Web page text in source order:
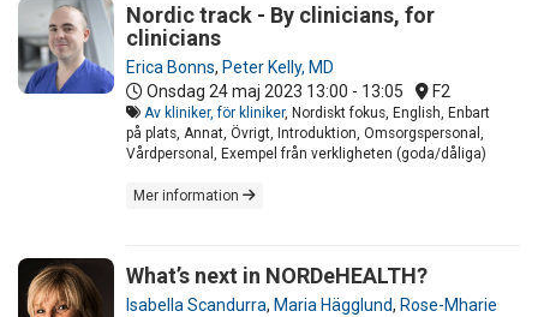
Nordic track - By clinicians, for
clinicians
Erica Bonns, Peter Kelly, MD
Onsdag 24 maj 2023 13:00 - 13:05 F2
Av kliniker, för kliniker, Nordiskt fokus, English, Enbart
på plats, Annat, Övrigt, Introduktion, Omsorgspersonal,
Vårdpersonal, Exempel från verkligheten (goda/dåliga)
Mer information
What’s next in NORDeHEALTH?
Isabella Scandurra, Maria Hägglund, Rose-Mharie